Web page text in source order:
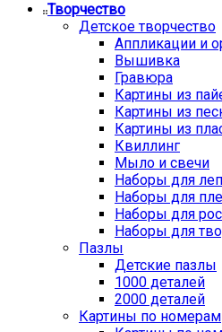
Творчество
Детское творчество
Аппликации и
Вышивка
Гравюра
Картины из
Картины из
Картины из
Квиллинг
Мыло и свечи
Наборы для
Наборы для
Наборы для
Наборы для
Пазлы
Детские пазлы
1000 деталей
2000 деталей
Картины по номерам